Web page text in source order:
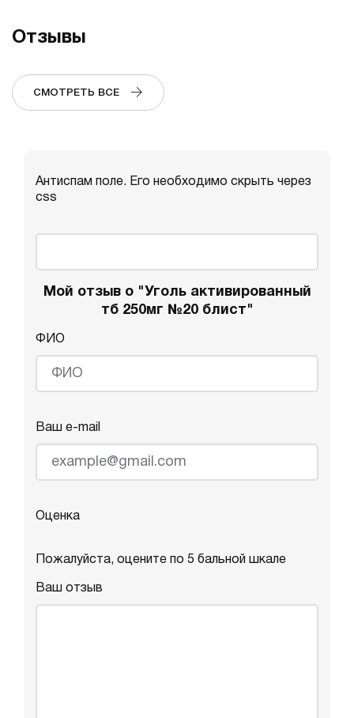
Отзывы
СМОТРЕТЬ ВСЕ
Антиспам поле. Его необходимо скрыть через
css
Мой отзыв о "Уголь активированный
тб 250мг №20 блист"
ФИО
Ваш e-mail
Оценка
Пожалуйста, оцените по 5 бальной шкале
Ваш отзыв